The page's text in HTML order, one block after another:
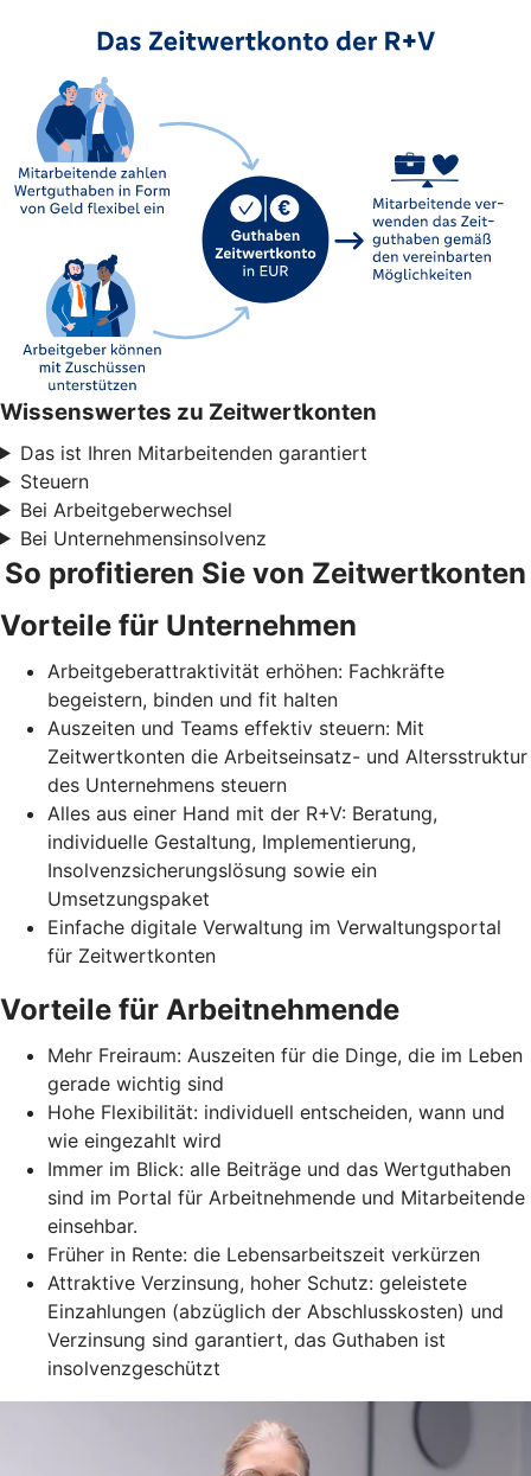
Wissenswertes zu Zeitwertkonten
Das ist Ihren Mitarbeitenden garantiert
Steuern
Bei Arbeitgeberwechsel
Bei Unternehmensinsolvenz
So profitieren Sie von Zeitwertkonten
Vorteile für Unternehmen
Arbeitgeberattraktivität erhöhen: Fachkräfte
begeistern, binden und fit halten
Auszeiten und Teams effektiv steuern: Mit
Zeitwertkonten die Arbeitseinsatz- und Altersstruktur
des Unternehmens steuern
Alles aus einer Hand mit der R+V: Beratung,
individuelle Gestaltung, Implementierung,
Insolvenzsicherungslösung sowie ein
Umsetzungspaket
Einfache digitale Verwaltung im Verwaltungsportal
für Zeitwertkonten
Vorteile für Arbeitnehmende
Mehr Freiraum: Auszeiten für die Dinge, die im Leben
gerade wichtig sind
Hohe Flexibilität: individuell entscheiden, wann und
wie eingezahlt wird
Immer im Blick: alle Beiträge und das Wertguthaben
sind im Portal für Arbeitnehmende und Mitarbeitende
einsehbar.
Früher in Rente: die Lebensarbeitszeit verkürzen
Attraktive Verzinsung, hoher Schutz: geleistete
Einzahlungen (abzüglich der Abschlusskosten) und
Verzinsung sind garantiert, das Guthaben ist
insolvenzgeschützt